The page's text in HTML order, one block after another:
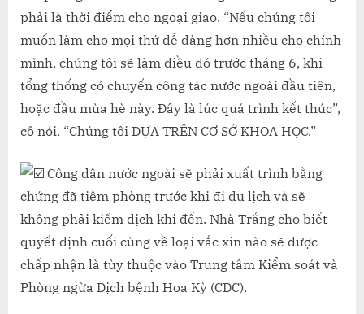
phải là thời điểm cho ngoại giao. “Nếu chúng tôi
muốn làm cho mọi thứ dễ dàng hơn nhiều cho chính
mình, chúng tôi sẽ làm điều đó trước tháng 6, khi
tổng thống có chuyến công tác nước ngoài đầu tiên,
hoặc đầu mùa hè này. Đây là lúc quá trình kết thúc”,
cô nói. “Chúng tôi DỰA TRÊN CƠ SỞ KHOA HỌC.”
Công dân nước ngoài sẽ phải xuất trình bằng
chứng đã tiêm phòng trước khi đi du lịch và sẽ
không phải kiểm dịch khi đến. Nhà Trắng cho biết
quyết định cuối cùng về loại vắc xin nào sẽ được
chấp nhận là tùy thuộc vào Trung tâm Kiểm soát và
Phòng ngừa Dịch bệnh Hoa Kỳ (CDC).